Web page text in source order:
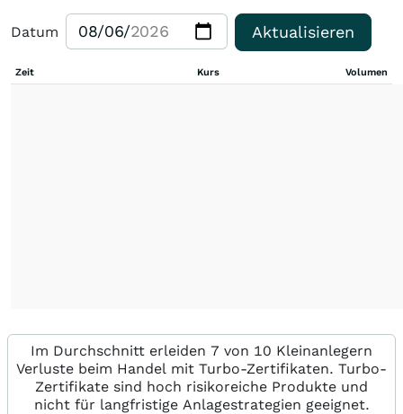
Datum Aktualisieren
Zeit Kurs Volumen
Im Durchschnitt erleiden 7 von 10 Kleinanlegern
Verluste beim Handel mit Turbo-Zertifikaten. Turbo-
Zertifikate sind hoch risikoreiche Produkte und
nicht für langfristige Anlagestrategien geeignet.